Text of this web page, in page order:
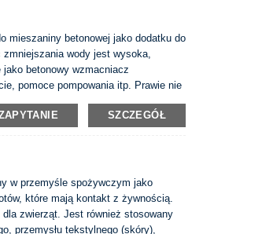
mieszaniny betonowej jako dodatku do
wody jest wysoka,
betonowy wzmacniacz
pomoce pompowania itp. Prawie nie
projektu matki, projektu Thruway
SZCZEGÓŁ
w przemyśle spożywczym jako
które mają kontakt z żywnością.
zwierząt. Jest również stosowany
przemysłu tekstylnego (skóry),